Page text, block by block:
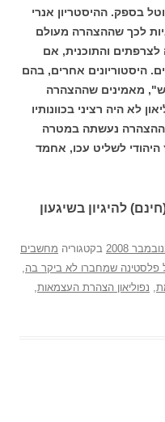
בספק. ההיסטריון אנרי
לכך שההצהרה מעולם
והתוכנית, אם
היסטוריונים אחרים, בהם
מאמינים שההצהרה
לא היה רציני בכוונותיו
נעשתה במטרה
היהודי לשליט עכו, אחמד
להיגיון בשיגעון
בקטגוריה מחשבים
פלסטינה שמחברו לא ביקר בה,
, נפוליאון הצהרת העצמאות,